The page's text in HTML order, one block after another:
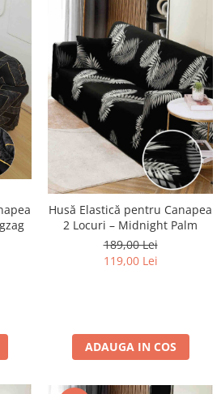
Husă Elastică pentru Canapea
2 Locuri – Midnight Palm
189,00 Lei
119,00 Lei
ADAUGA IN COS